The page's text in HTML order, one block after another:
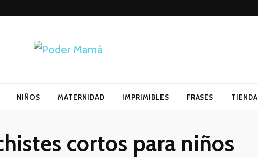
NIÑOS MATERNIDAD IMPRIMIBLES FRASES TIENDA
cortos para niños